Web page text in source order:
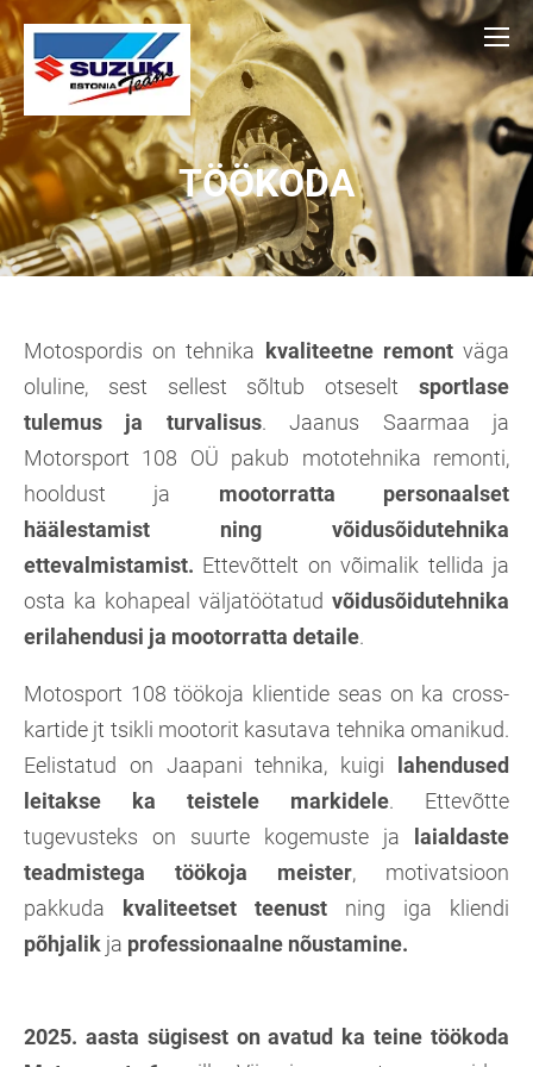
TÖÖKODA
Motospordis on tehnika kvaliteetne remontväga
oluline, sest sellest sõltub otseselt sportlase
tulemus ja turvalisus. Jaanus Saarmaa ja
Motorsport 108 OÜ pakub mototehnika remonti,
hooldust ja mootorratta personaalset
häälestamist ning võidusõidutehnika
ettevalmistamist. Ettevõttelt on võimalik tellida ja
osta ka kohapeal väljatöötatud võidusõidutehnika
erilahendusi ja mootorratta detaile.
Motosport 108 töökoja klientide seas on ka cross-
kartide jt tsikli mootorit kasutava tehnika omanikud.
Eelistatud on Jaapani tehnika, kuigi lahendused
leitakse ka teistele markidele. Ettevõtte
tugevusteks on suurte kogemuste ja laialdaste
teadmistega töökoja meister, motivatsioon
pakkuda kvaliteetset teenust ning iga kliendi
põhjalik ja professionaalne nõustamine.
2025. aasta sügisest on avatud ka teine töökoda